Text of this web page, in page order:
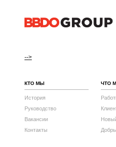
-->
КТО МЫ
История
Руководство
Вакансии
Контакты
ЧТО